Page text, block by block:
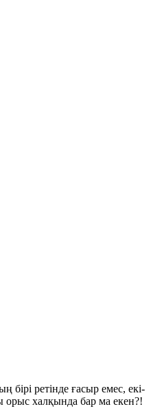
ретінде ғасыр емес, екі-
орыс халқында бар ма екен?!